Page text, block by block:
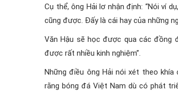
Cụ thể, ông Hải lơ nhận định: “Nói ví
cũng được. Đấy là cái hay của những
Văn Hậu sẽ học được qua các
được rất nhiều kinh nghiệm”.
Những điều ông Hải nói xét theo
rằng bóng đá Việt Nam dù có phát